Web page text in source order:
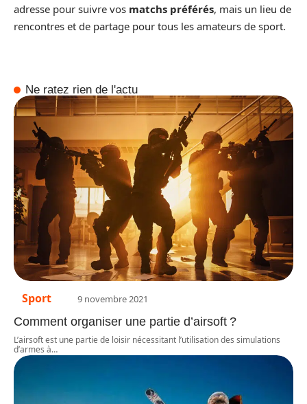
adresse pour suivre vos matchs préférés, mais un lieu de
rencontres et de partage pour tous les amateurs de sport.
Ne ratez rien de l'actu
Sport 9 novembre 2021
Comment organiser une partie d’airsoft ?
L’airsoft est une partie de loisir nécessitant l’utilisation des simulations
d’armes à…